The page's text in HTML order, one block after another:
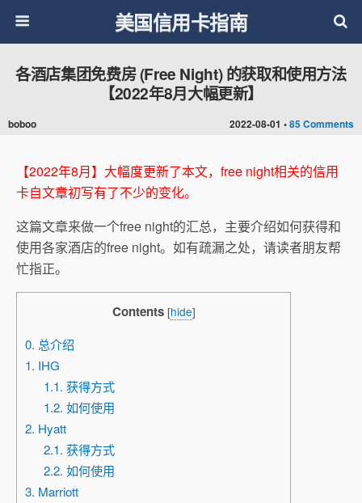
美国信用卡指南
2022-08-01 •85 Comments
各酒店集团免费房 (Free Night) 的获取和使用方法
【2022年8月大幅更新】
boboo
【2022年8月】大幅度更新了本文，free night相关的信用
卡自文章初写有了不少的变化。
这篇文章来做一个free night的汇总，主要介绍如何获得和
使用各家酒店的free night。如有疏漏之处，请读者朋友帮
忙指正。
Contents [hide]
0. 总介绍
1. IHG
1.1. 获得方式
1.2. 如何使用
2. Hyatt
2.1. 获得方式
2.2. 如何使用
3. Marriott